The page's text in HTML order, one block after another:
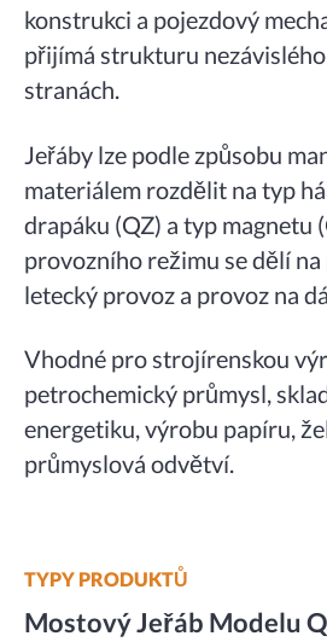
konstrukci a pojezdový
přijímá strukturu
stranách.
Jeřáby lze podle způsobu
materiálem rozdělit na typ
drapáku (QZ) a typ magnetu
provozního režimu se dělí
letecký provoz a provoz na
Vhodné pro strojírenskou
petrochemický průmysl,
energetiku, výrobu papíru,
průmyslová odvětví.
TYPY PRODUKTŮ
Mostový Jeřáb Modelu